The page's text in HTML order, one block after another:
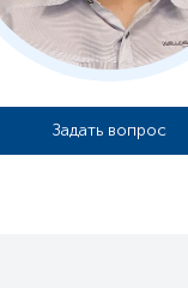
Задать вопрос